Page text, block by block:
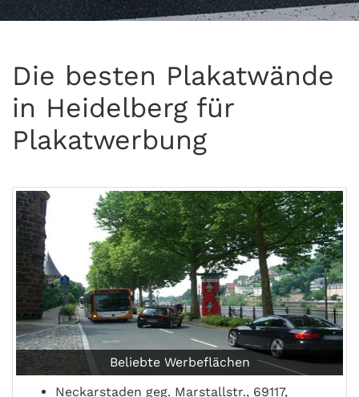
Die besten Plakatwände
in Heidelberg für
Plakatwerbung
Beliebte Werbeflächen
Neckarstaden geg. Marstallstr., 69117,